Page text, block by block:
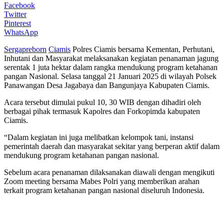
Facebook
Twitter
Pinterest
WhatsApp
Sergapreborn Ciamis Polres Ciamis bersama Kementan, Perhutani,
Inhutani dan Masyarakat melaksanakan kegiatan penanaman jagung
serentak 1 juta hektar dalam rangka mendukung program ketahanan
pangan Nasional. Selasa tanggal 21 Januari 2025 di wilayah Polsek
Panawangan Desa Jagabaya dan Bangunjaya Kabupaten Ciamis.
Acara tersebut dimulai pukul 10, 30 WIB dengan dihadiri oleh
berbagai pihak termasuk Kapolres dan Forkopimda kabupaten
Ciamis.
“Dalam kegiatan ini juga melibatkan kelompok tani, instansi
pemerintah daerah dan masyarakat sekitar yang berperan aktif dalam
mendukung program ketahanan pangan nasional.
Sebelum acara penanaman dilaksanakan diawali dengan mengikuti
Zoom meeting bersama Mabes Polri yang memberikan arahan
terkait program ketahanan pangan nasional diseluruh Indonesia.